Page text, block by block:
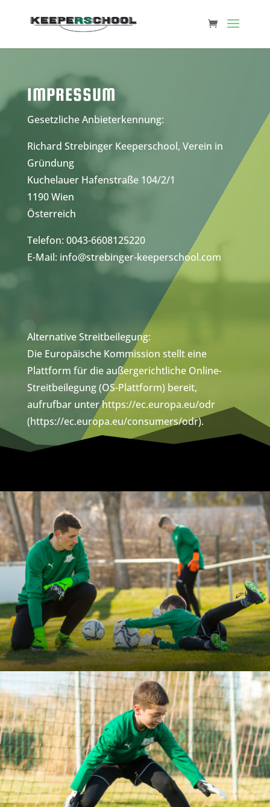
IMPRESSUM
Gesetzliche Anbieterkennung:
Richard Strebinger Keeperschool, Verein in
Gründung
Kuchelauer Hafenstraße 104/2/1
1190 Wien
Österreich
Telefon: 0043-6608125220
E-Mail: info@strebinger-keeperschool.com
Alternative Streitbeilegung:
Die Europäische Kommission stellt eine
Plattform für die außergerichtliche Online-
Streitbeilegung (OS-Plattform) bereit,
aufrufbar unter https://ec.europa.eu/odr
(https://ec.europa.eu/consumers/odr).